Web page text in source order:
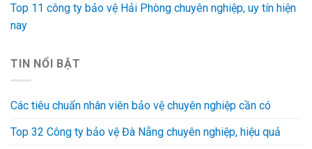
Top 11 công ty bảo vệ Hải Phòng chuyên nghiệp, uy tín hiện
nay
TIN NỔI BẬT
Các tiêu chuẩn nhân viên bảo vệ chuyên nghiệp cần có
Top 32 Công ty bảo vệ Đà Nẵng chuyên nghiệp, hiệu quả